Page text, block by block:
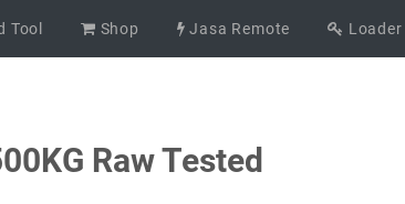
Tool Shop Jasa Remote Loader
Raw Tested